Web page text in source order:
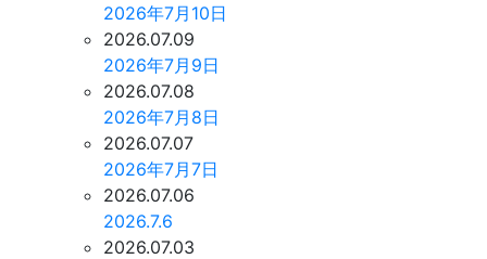
2026年7月10日
2026.07.09
2026年7月9日
2026.07.08
2026年7月8日
2026.07.07
2026年7月7日
2026.07.06
2026.7.6
2026.07.03